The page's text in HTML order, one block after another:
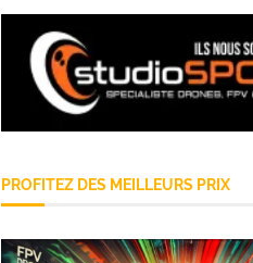
PROFITEZ DES MEILLEURS PRIX